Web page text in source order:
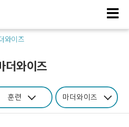
와이즈
더와이즈
훈련 마더와이즈